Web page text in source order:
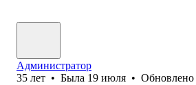
Администратор
35 лет • Была 19 июля • Обновлено